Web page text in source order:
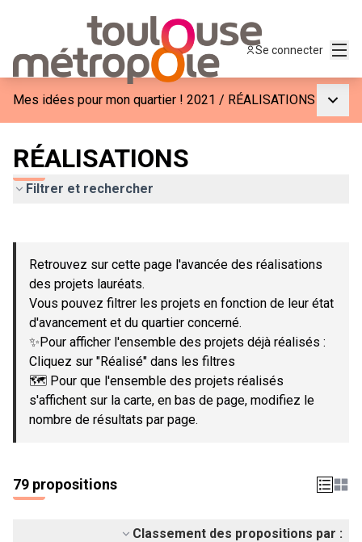
Se connecter
Mes idées pour mon quartier ! 2021 / RÉALISATIONS
RÉALISATIONS
Filtrer et rechercher
−
Retrouvez sur cette page l'avancée des réalisations
des projets lauréats.
Vous pouvez filtrer les projets en fonction de leur état
d'avancement et du quartier concerné.
✨Pour afficher l'ensemble des projets déjà réalisés :
Cliquez sur "Réalisé" dans les filtres
🗺️ Pour que l'ensemble des projets réalisés
s'affichent sur la carte, en bas de page, modifiez le
nombre de résultats par page.
79 propositions
Classement des propositions par :